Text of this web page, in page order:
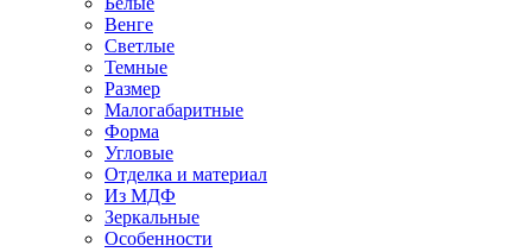
Венге
Светлые
Темные
Размер
Малогабаритные
Форма
Угловые
Отделка и материал
Из МДФ
Зеркальные
Особенности